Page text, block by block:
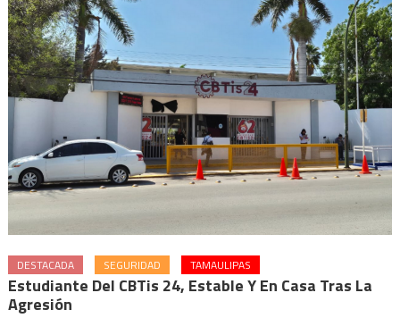
DESTACADA SEGURIDAD TAMAULIPAS
Estudiante Del CBTis 24, Estable Y En Casa Tras La
Agresión